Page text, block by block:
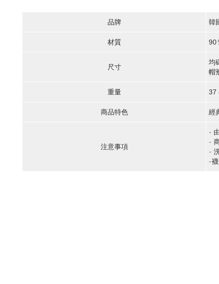
品牌 韓
材質 90
尺寸
均
帽
重量
37
商品特色 經
注意事項
-
-
-
-